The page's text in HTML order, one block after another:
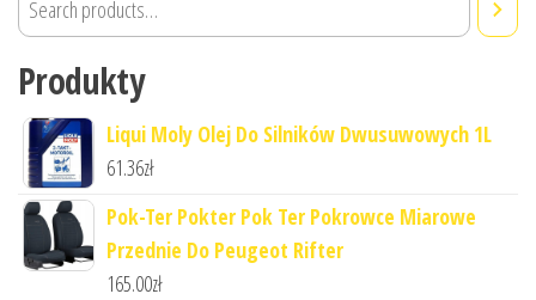
Produkty
Liqui Moly Olej Do Silników Dwusuwowych 1L
61.36zł
Pok-Ter Pokter Pok Ter Pokrowce Miarowe
Przednie Do Peugeot Rifter
165.00zł